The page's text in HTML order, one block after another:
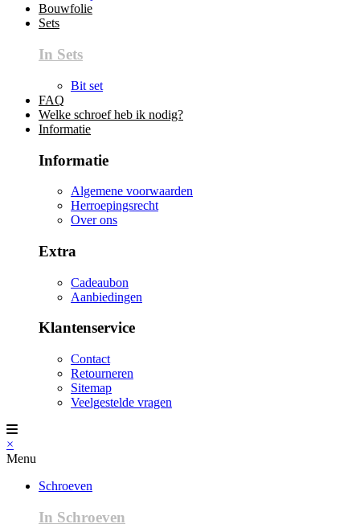
Bouwfolie
Sets
In Sets
Bit set
FAQ
Welke schroef heb ik nodig?
Informatie
Informatie
Algemene voorwaarden
Herroepingsrecht
Over ons
Extra
Cadeaubon
Aanbiedingen
Klantenservice
Contact
Retourneren
Sitemap
Veelgestelde vragen
×
Menu
Schroeven
In Schroeven